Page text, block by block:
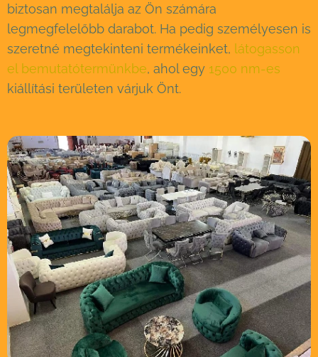
biztosan megtalálja az Ön számára
legmegfelelőbb darabot. Ha pedig személyesen is
szeretné megtekinteni termékeinket, látogasson
el bemutatótermünkbe, ahol egy 1500 nm-es
kiállítási területen várjuk Önt.